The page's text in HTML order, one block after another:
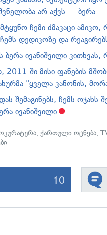
არ აქვს — ბერა
ჩემი ძმაკაცი ამიკო,
დედიკოზე და
ბერა ივანიშვილი
2011-ში მისი ფანების
"ყველა კანონის,
შემაგინებს, ჩემს ოჯახს
ივანიშვილი
,ქართული ოცნება,
10